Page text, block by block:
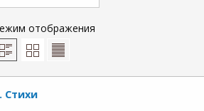
отображения
Стихи